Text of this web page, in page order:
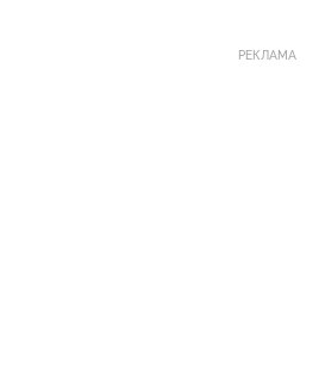
РЕКЛАМА